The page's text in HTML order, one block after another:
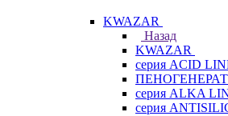
KWAZAR
Назад
KWAZAR
серия ACID
серия ALKA
серия